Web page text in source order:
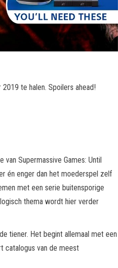
te halen. Spoilers ahead!
Supermassive Games: Until
én enger dan het moederspel zelf
met een serie buitensporige
thema wordt hier verder
tiener. Het begint allemaal met een
catalogus van de meest